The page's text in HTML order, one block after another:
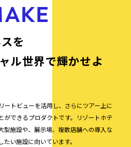
を
ル世界で輝かせよ
トビューを活用し、さらにツアー上に
ができるプロダクトです。リゾートホテ
型施設や、展示場、複数店舗への導入な
い施設に向いています。